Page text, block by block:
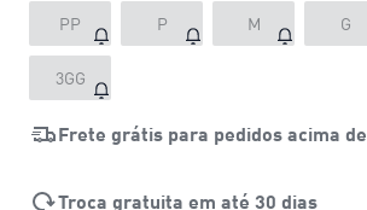
PP P M G
3GG
Frete grátis para pedidos acima de
Troca gratuita em até 30 dias